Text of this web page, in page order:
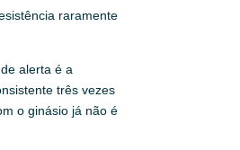
raramente
alerta é a
três vezes
o ginásio já não é